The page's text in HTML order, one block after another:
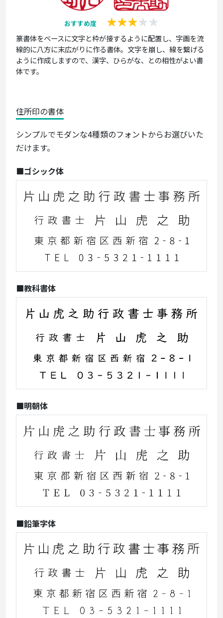
おすすめ度
篆書体をベースに文字と枠が接するように配置し、字画を流
線的に八方に末広がりに作る書体。文字を崩し、線を繋げる
ように作成しますので、漢字、ひらがな、との相性がよい書
体です。
住所印の書体
シンプルでモダンな4種類のフォントからお選びいた
だけます。
■ゴシック体
■教科書体
■明朝体
■鉛筆字体